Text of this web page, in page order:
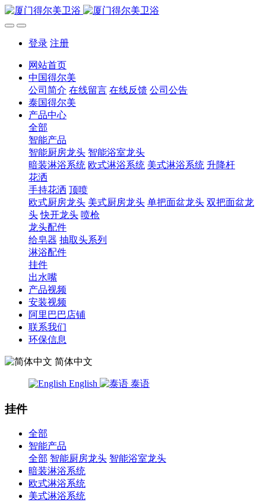
登录 注册
网站首页
中国得尔美
公司简介 在线留言 在线反馈 公司公告
泰国得尔美
产品中心
全部
智能产品
智能厨房龙头 智能浴室龙头
暗装淋浴系统 欧式淋浴系统 美式淋浴系统 升降杆
花洒
手持花洒 顶喷
欧式厨房龙头 美式厨房龙头 单把面盆龙头 双把面盆龙
头 快开龙头 喷枪
龙头配件
给皂器 抽取头系列
淋浴配件
挂件
出水嘴
产品视频
安装视频
阿里巴巴店铺
联系我们
环保信息
简体中文
English 泰语
挂件
全部
智能产品
全部 智能厨房龙头 智能浴室龙头
暗装淋浴系统
欧式淋浴系统
美式淋浴系统